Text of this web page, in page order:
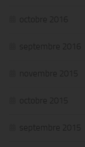
octobre 2016
septembre 2016
novembre 2015
octobre 2015
septembre 2015